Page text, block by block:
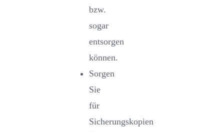
bzw.
sogar
entsorgen
können.
Sorgen
Sie
für
Sicherungskopien